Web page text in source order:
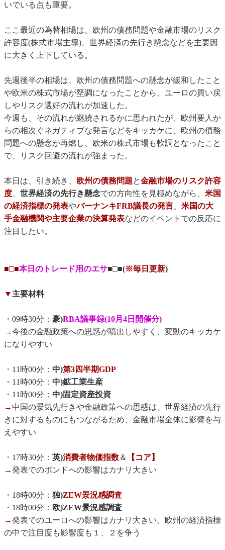
いでいる点も重要。
ここ最近の為替相場は、欧州の債務問題や金融市場のリスク
許容度(株式市場主導)、世界経済の先行き懸念などを主要因
に大きく上下している。
先週後半の相場は、欧州の債務問題への懸念が緩和したこと
や欧米の株式市場が堅調になったことから、ユーロの買い戻
しやリスク選好の流れが加速した。
今週も、その流れが継続されるかに思われたが、欧州要人か
らの相次ぐネガティブな発言などをキッカケに、欧州の債務
問題への懸念が再燃し、欧米の株式市場も軟調となったこと
で、リスク回避の流れが強まった。
本日は、引き続き、 欧州の債務問題と金融市場のリスク許容
度、 世界経済の先行き懸念での方向性を見極めながら、 米国
の経済指標の発表やバーナンキFRB議長の発言、 米国の大
手金融機関や主要企業の決算発表などのイベントでの反応に
注目したい。
■□■本日のトレード用のエサ■□■(※毎日更新)
▼主要材料
・09時30分： 豪)RBA議事録(10月4日開催分)
→今後の金融政策への思惑が噴出しやすく、変動のキッカケ
になりやすい
・11時00分： 中)第3四半期GDP
・11時00分： 中)鉱工業生産
・11時00分： 中)固定資産投資
→ 中国の景気先行きや金融政策への思惑は、世界経済の先行
きに対するものにもつながるため、金融市場全体に影響を与
えやすい
・17時30分： 英)消費者物価指数＆
【コア】
→発表でのポンドへの影響はカナリ大きい
・18時00分： 独)ZEW景況感調査
・18時00分： 欧)ZEW景況感調査
→発表でのユーロへの影響はカナリ大きい。欧州の経済指標
の中で注目度も影響度も１、２を争う